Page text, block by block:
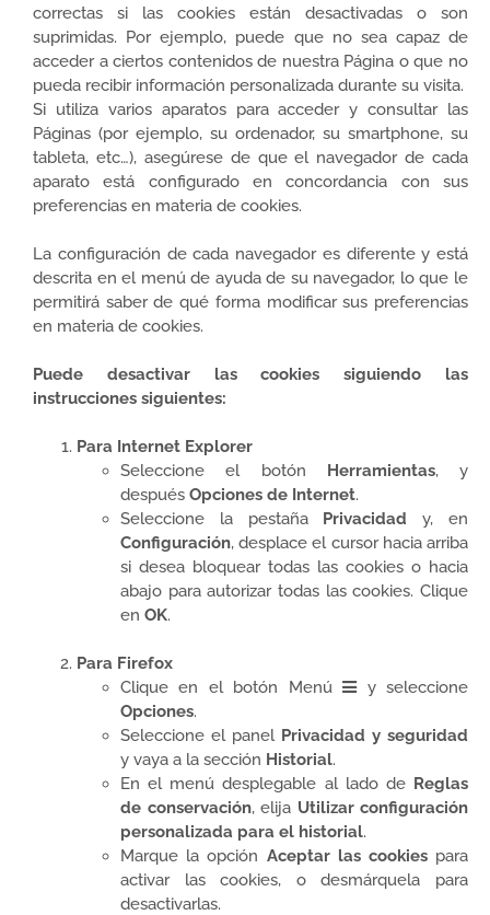
correctas si las cookies están desactivadas o son
suprimidas. Por ejemplo, puede que no sea capaz de
acceder a ciertos contenidos de nuestra Página o que no
pueda recibir información personalizada durante su visita.
Si utiliza varios aparatos para acceder y consultar las
Páginas (por ejemplo, su ordenador, su smartphone, su
tableta, etc…), asegúrese de que el navegador de cada
aparato está configurado en concordancia con sus
preferencias en materia de cookies.
La configuración de cada navegador es diferente y está
descrita en el menú de ayuda de su navegador, lo que le
permitirá saber de qué forma modificar sus preferencias
en materia de cookies.
Puede desactivar las cookies siguiendo las
instrucciones siguientes:
Para Internet Explorer
Seleccione el botón Herramientas, y
después Opciones de Internet.
Seleccione la pestaña Privacidad y, en
Configuración, desplace el cursor hacia arriba
si desea bloquear todas las cookies o hacia
abajo para autorizar todas las cookies. Clique
en OK.
Para Firefox
Clique en el botón Menú
y seleccione
Opciones.
Seleccione el panel Privacidad y seguridad
y vaya a la sección Historial.
En el menú desplegable al lado de Reglas
de conservación, elija Utilizar configuración
personalizada para el historial.
Marque la opción Aceptar las cookiespara
activar las cookies, o desmárquela para
desactivarlas.